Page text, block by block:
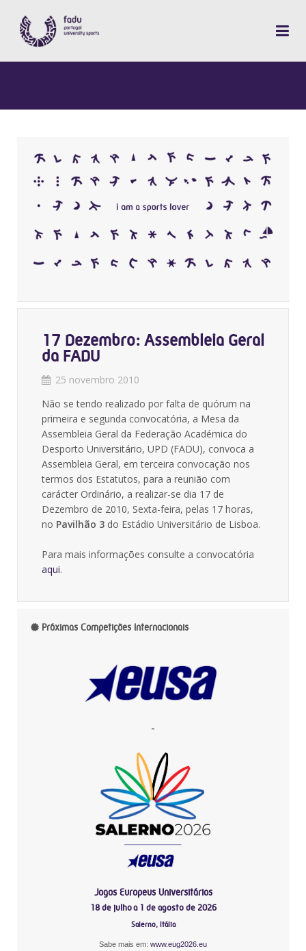
17 Dezembro: Assembleia Geral
da FADU
25 novembro 2010
Não se tendo realizado por falta de quórum na
primeira e segunda convocatória, a Mesa da
Assembleia Geral da Federação Académica do
Desporto Universitário, UPD (FADU), convoca a
Assembleia Geral, em terceira convocação nos
termos dos Estatutos, para a reunião com
carácter Ordinário, a realizar-se dia 17 de
Dezembro de 2010, Sexta-feira, pelas 17 horas,
no Pavilhão 3 do Estádio Universitário de Lisboa.
Para mais informações consulte a convocatória
aqui.
Próximas Competições Internacionais
-
Jogos Europeus Universitários
18 de julho a 1 de agosto de 2026
Salerno, Itália
Sabe mais em: www.eug2026.eu